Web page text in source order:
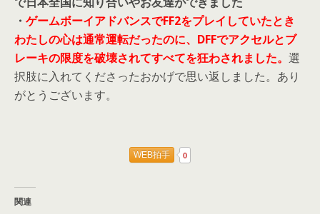
・ ゲームボーイアドバンスでFF2をプレイしていたとき
わたしの心は通常運転だったのに、DFFでアクセルとブ
レーキの限度を破壊されてすべてを狂わされました。 選
択肢に入れてくださったおかげで思い返しました。あり
がとうございます。
WEB拍手 0
関連